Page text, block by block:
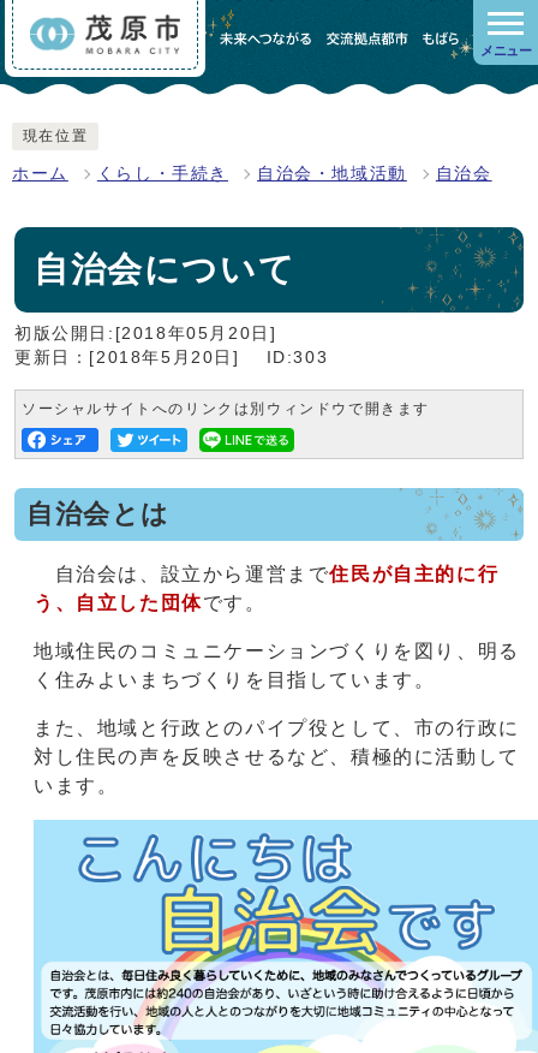
メニュー
現在位置
ホーム くらし・手続き 自治会・地域活動 自治会
自治会について
初版公開日:[2018年05月20日]
更新日：[2018年5月20日]
ID:303
ソーシャルサイトへのリンクは別ウィンドウで開きます
自治会とは
自治会は、設立から運営まで住民が自主的に行
う、自立した団体です。
地域住民のコミュニケーションづくりを図り、明る
く住みよいまちづくりを目指しています。
また、地域と行政とのパイプ役として、市の行政に
対し住民の声を反映させるなど、積極的に活動して
います。